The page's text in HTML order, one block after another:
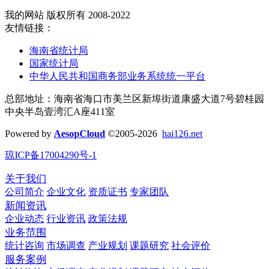
我的网站 版权所有 2008-2022
友情链接：
海南省统计局
国家统计局
中华人民共和国商务部业务系统统一平台
总部地址：海南省海口市美兰区新埠街道康盛大道7号碧桂园
中央半岛壹湾汇A座411室
Powered by AesopCloud ©2005-2026 hai126.net
琼ICP备17004290号-1
关于我们
公司简介 企业文化 资质证书 专家团队
新闻资讯
企业动态 行业资讯 政策法规
业务范围
统计咨询 市场调查 产业规划 课题研究 社会评价
服务案例